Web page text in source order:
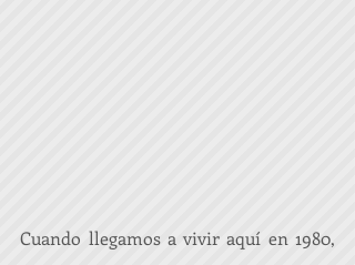
Cuando llegamos a vivir aquí en 1980,